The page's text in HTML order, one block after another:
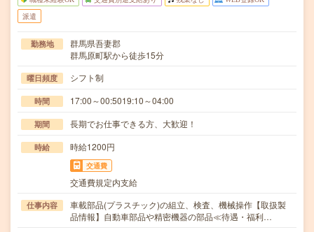
派遣
勤務地
群馬県吾妻郡
群馬原町駅から徒歩15分
曜日頻度 シフト制
時間 17:00～00:5019:10～04:00
期間 長期でお仕事できる方、大歓迎！
時給 時給1200円
交通費
交通費規定内支給
仕事内容
車載部品(プラスチック)の組立、検査、機械操作【取扱製
品情報】自動車部品や精密機器の部品≪待遇・福利…